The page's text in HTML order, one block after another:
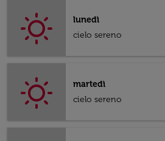
lunedì
cielo sereno
martedì
cielo sereno